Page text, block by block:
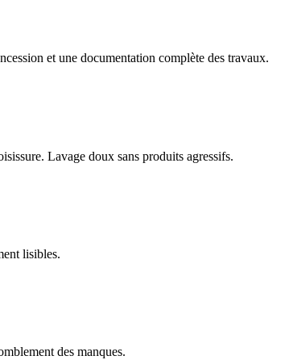
et une documentation complète des travaux.
Lavage doux sans produits agressifs.
lisibles.
des manques.